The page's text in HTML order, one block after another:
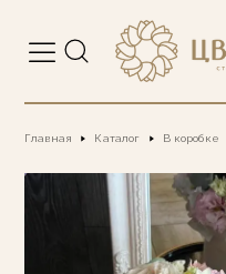
Главная Каталог В коробке